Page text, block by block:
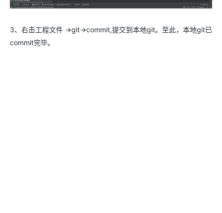
3、右击工程文件 ->git->commit,提交到本地git。至此，本地git已
commit完毕。